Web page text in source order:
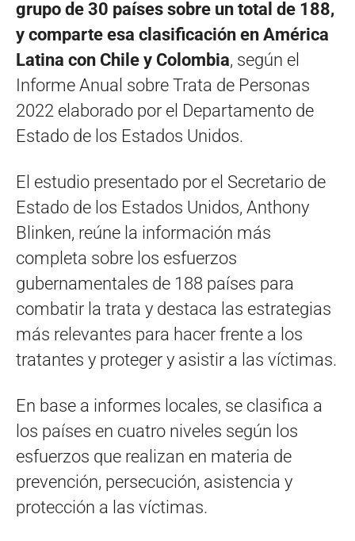
grupo de 30 países sobre un total de 188,
y comparte esa clasificación en América
Latina con Chile y Colombia, según el
Informe Anual sobre Trata de Personas
2022 elaborado por el Departamento de
Estado de los Estados Unidos.
El estudio presentado por el Secretario de
Estado de los Estados Unidos, Anthony
Blinken, reúne la información más
completa sobre los esfuerzos
gubernamentales de 188 países para
combatir la trata y destaca las estrategias
más relevantes para hacer frente a los
tratantes y proteger y asistir a las víctimas.
En base a informes locales, se clasifica a
los países en cuatro niveles según los
esfuerzos que realizan en materia de
prevención, persecución, asistencia y
protección a las víctimas.